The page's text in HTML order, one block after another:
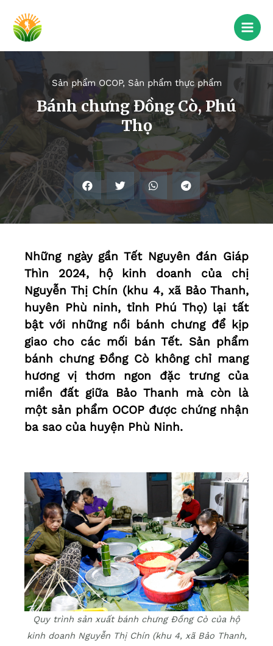
Sản phẩm OCOP, Sản phẩm thực phẩm
Bánh chưng Đồng Cò, Phú
Thọ
Những ngày gần Tết Nguyên đán Giáp
Thìn 2024, hộ kinh doanh của chị
Nguyễn Thị Chín (khu 4, xã Bảo Thanh,
huyên Phù ninh, tỉnh Phú Thọ) lại tất
bật với những nồi bánh chưng để kịp
giao cho các mối bán Tết. Sản phẩm
bánh chưng Đồng Cò không chỉ mang
hương vị thơm ngon đặc trưng của
miền đất giữa Bảo Thanh mà còn là
một sản phẩm OCOP được chứng nhận
ba sao của huyện Phù Ninh.
Quy trình sản xuất bánh chưng Đồng Cò của hộ
kinh doanh Nguyễn Thị Chín (khu 4, xã Bảo Thanh,